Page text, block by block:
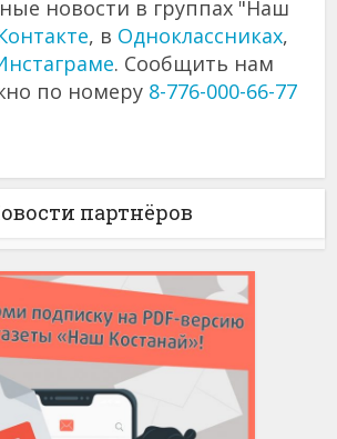
новости в группах "Наш
, в Одноклассниках,
. Сообщить нам
по номеру 8-776-000-66-77
партнёров